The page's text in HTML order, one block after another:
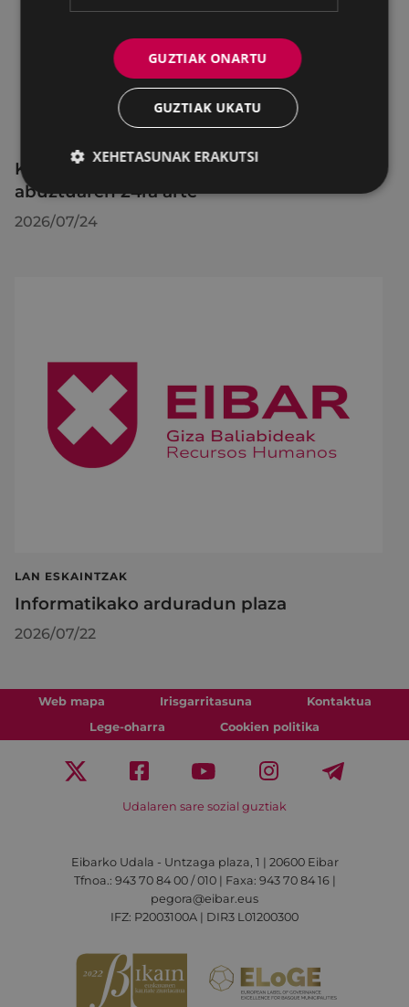
KIUBeko bulegoa itxita egongo da
abuztuaren 24ra arte
2026/07/24
LAN ESKAINTZAK
Informatikako arduradun plaza
2026/07/22
Web mapa Irisgarritasuna
Kontaktua
Lege-oharra
Cookien politika
Udalaren sare sozial guztiak
Eibarko Udala - Untzaga plaza, 1 | 20600 Eibar
Tfnoa.: 943 70 84 00 / 010 | Faxa: 943 70 84 16 |
pegora@eibar.eus
IFZ: P2003100A | DIR3 L01200300
GUZTIAK ONARTU
GUZTIAK UKATU
XEHETASUNAK ERAKUTSI